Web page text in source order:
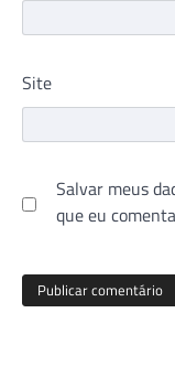
Site
Salvar meus
que eu